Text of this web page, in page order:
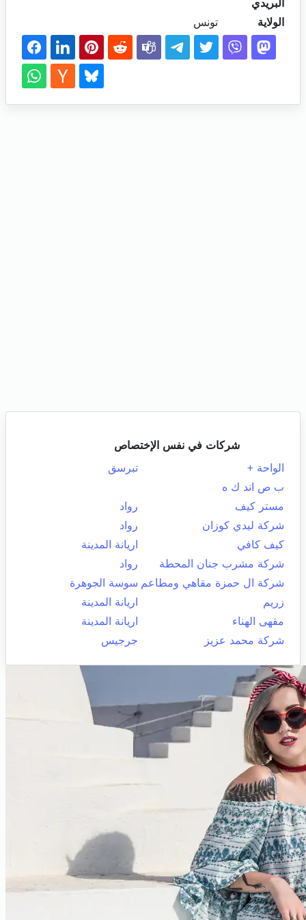
البريدي
الولاية
تونس
شركات في نفس الإختصاص
الواحة +
تبرسق
ب ص اند ك ه
مستر كيف
رواد
شركة ليدي كوزان
رواد
كيف كافي
اريانة المدينة
شركة مشرب جنان المحطة
رواد
شركة ال حمزة مقاهي ومطاعم سوسة الجوهرة
زريم
اريانة المدينة
مقهى الهناء
اريانة المدينة
شركة محمد عزيز
جرجيس